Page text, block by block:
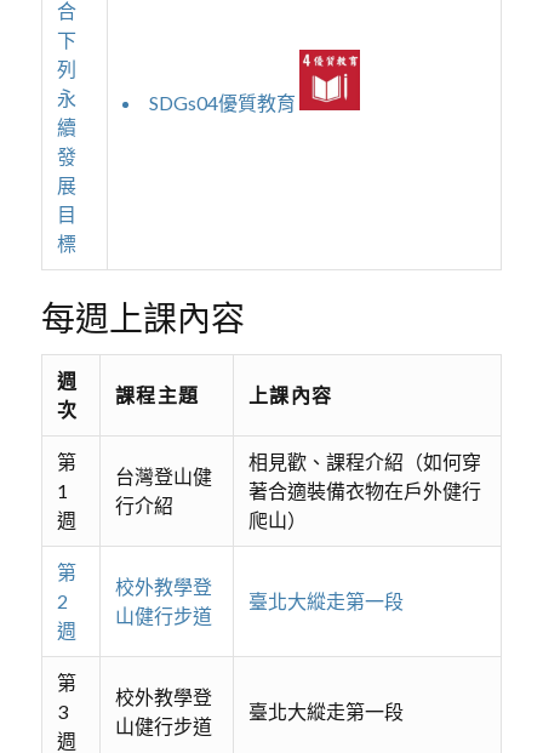
合
下
列
永
續
發
展
目
標
SDGs04優質教育
每週上課內容
週
次
課程主題 上課內容
第
1
週
台灣登山健
行介紹
相見歡、課程介紹（如何穿
著合適裝備衣物在戶外健行
爬山）
第
2
週
校外教學登
山健行步道
臺北大縱走第一段
第
3
週
校外教學登
山健行步道
臺北大縱走第一段